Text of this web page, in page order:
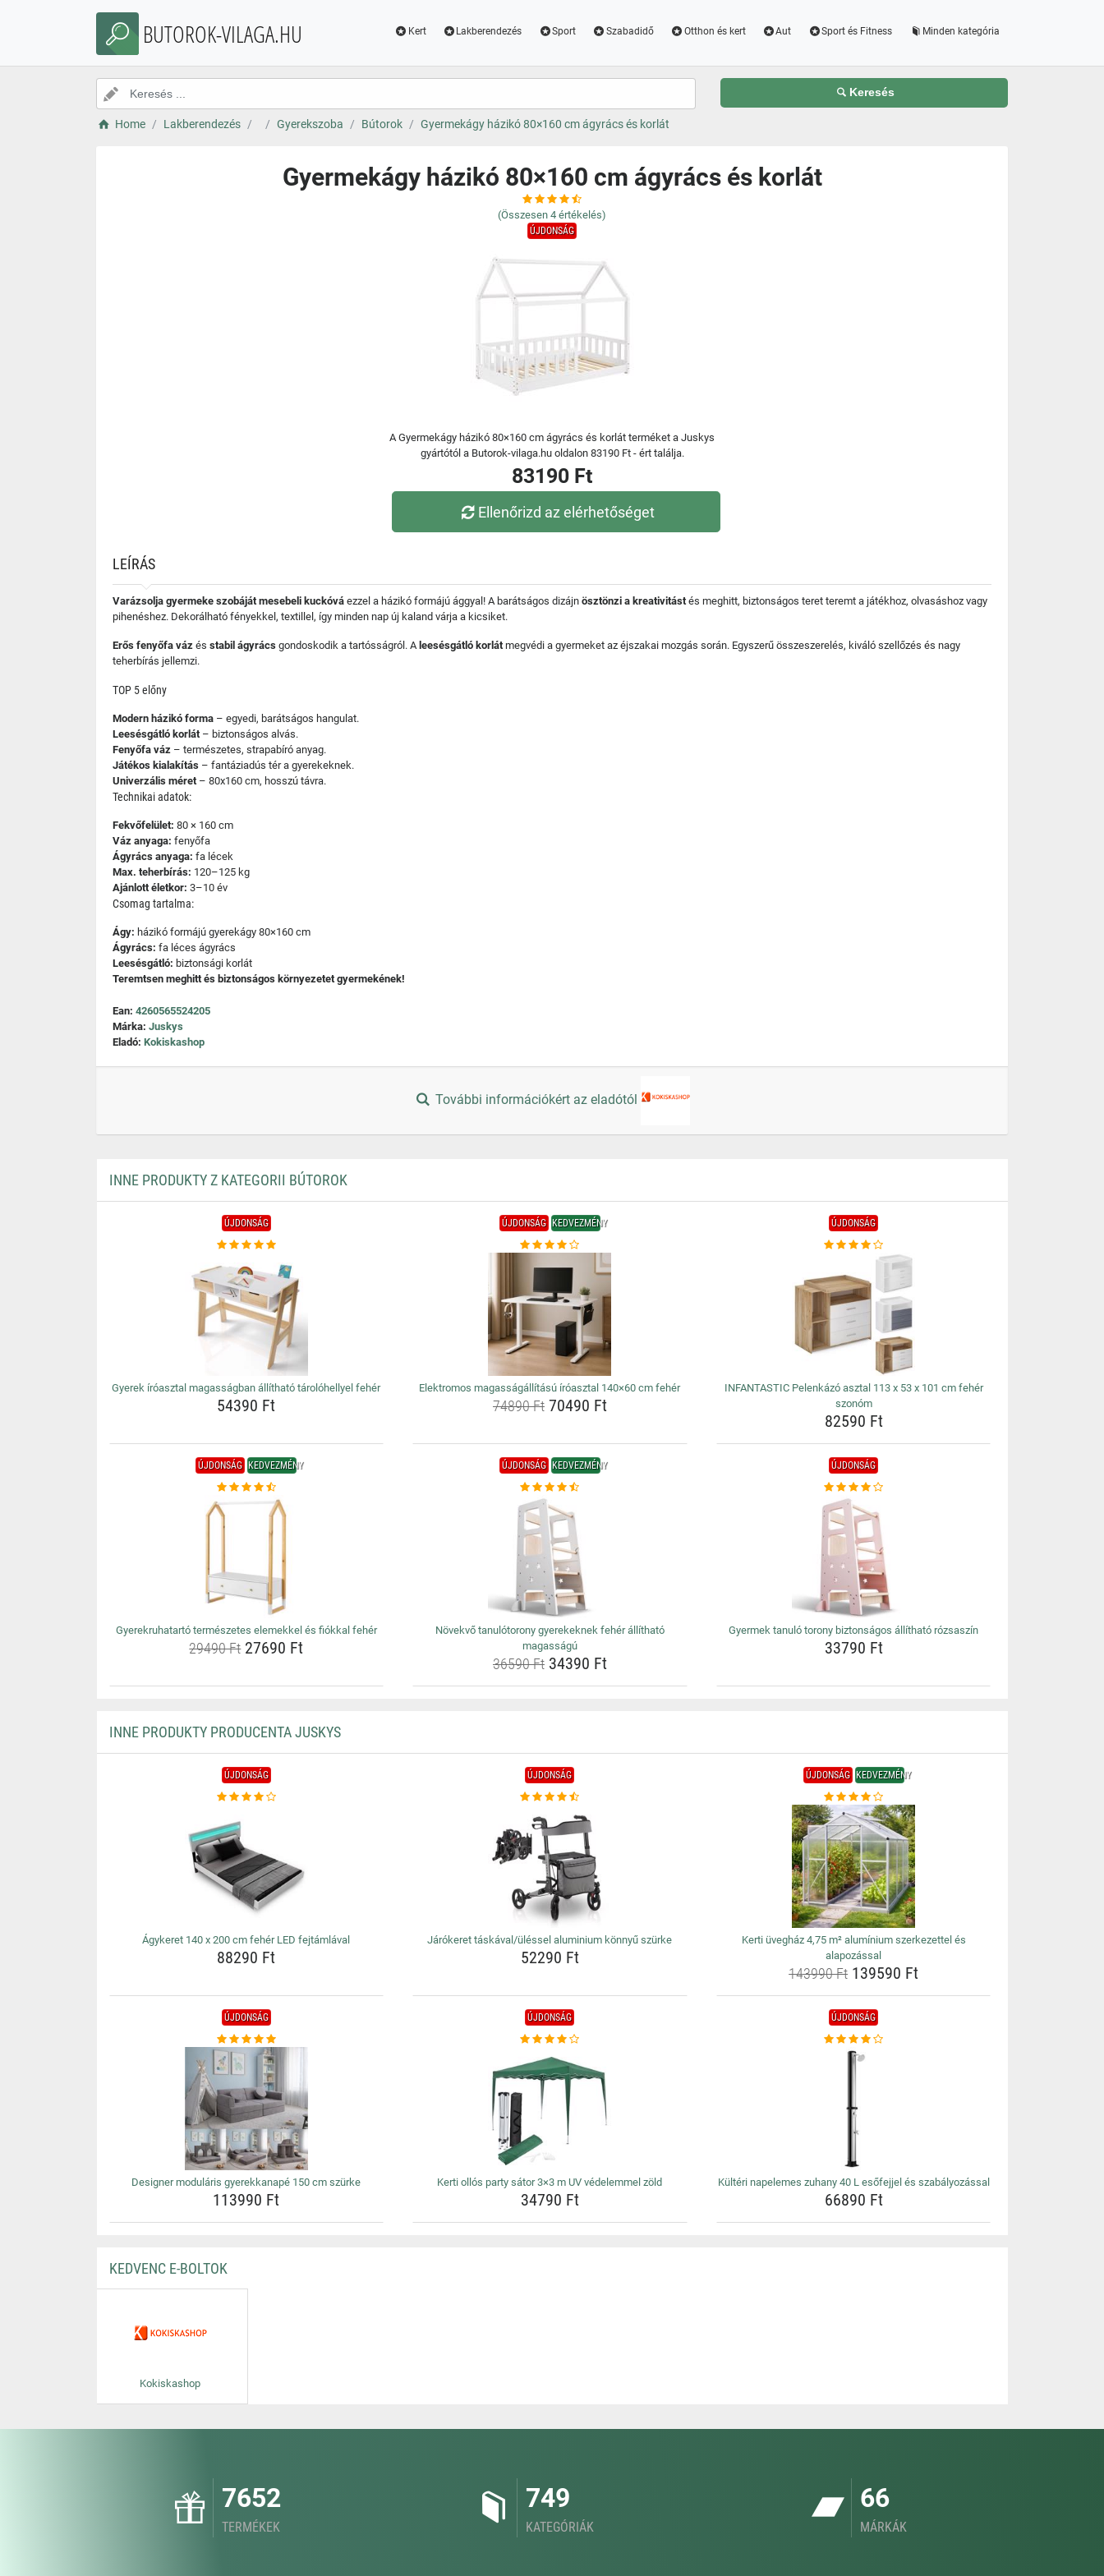
BUTOROK-VILAGA.HU Kert Lakberendezés Sport Szabadidő Otthon és kert Aut Sport és Fitness Minden kategória
Keresés
Home Lakberendezés Gyerekszoba Bútorok Gyermekágy házikó 80×160 cm ágyrács és korlát
Gyermekágy házikó 80×160 cm ágyrács és korlát
(Összesen 4 értékelés)
ÚJDONSÁG
A Gyermekágy házikó 80×160 cm ágyrács és korlát terméket a Juskys
gyártótól a Butorok-vilaga.hu oldalon 83190 Ft - ért találja.
83190 Ft
Ellenőrizd az elérhetőséget
LEÍRÁS
Varázsolja gyermeke szobáját mesebeli kuckóvá ezzel a házikó formájú ággyal! A barátságos dizájn ösztönzi a kreativitástés meghitt, biztonságos teret teremt a játékhoz, olvasáshoz vagy
pihenéshez. Dekorálható fényekkel, textillel, így minden nap új kaland várja a kicsiket.
Erős fenyőfa váz és stabil ágyrács gondoskodik a tartósságról. A leesésgátló korlátmegvédi a gyermeket az éjszakai mozgás során. Egyszerű összeszerelés, kiváló szellőzés és nagy
teherbírás jellemzi.
TOP 5 előny
Modern házikó forma – egyedi, barátságos hangulat.
Leesésgátló korlát– biztonságos alvás.
Fenyőfa váz – természetes, strapabíró anyag.
Játékos kialakítás – fantáziadús tér a gyerekeknek.
Univerzális méret– 80x160 cm, hosszú távra.
Technikai adatok:
Fekvőfelület: 80 × 160 cm
Váz anyaga: fenyőfa
Ágyrács anyaga: fa lécek
Max. teherbírás: 120–125 kg
Ajánlott életkor: 3–10 év
Csomag tartalma:
Ágy: házikó formájú gyerekágy 80×160 cm
Ágyrács: fa léces ágyrács
Leesésgátló: biztonsági korlát
Teremtsen meghitt és biztonságos környezetet gyermekének!
Ean: 4260565524205
Márka: Juskys
Eladó: Kokiskashop
További információkért az eladótól
INNE PRODUKTY Z KATEGORII BÚTOROK
ÚJDONSÁG
Gyerek íróasztal magasságban állítható tárolóhellyel fehér
54390 Ft
ÚJDONSÁG KEDVEZMÉNY
Elektromos magasságállítású íróasztal 140×60 cm fehér
74890 Ft70490 Ft
ÚJDONSÁG
INFANTASTIC Pelenkázó asztal 113 x 53 x 101 cm fehér
szonóm
82590 Ft
ÚJDONSÁG KEDVEZMÉNY
Gyerekruhatartó természetes elemekkel és fiókkal fehér
29490 Ft27690 Ft
ÚJDONSÁG KEDVEZMÉNY
Növekvő tanulótorony gyerekeknek fehér állítható
magasságú
36590 Ft34390 Ft
ÚJDONSÁG
Gyermek tanuló torony biztonságos állítható rózsaszín
33790 Ft
INNE PRODUKTY PRODUCENTA JUSKYS
ÚJDONSÁG
Ágykeret 140 x 200 cm fehér LED fejtámlával
88290 Ft
ÚJDONSÁG
Járókeret táskával/üléssel aluminium könnyű szürke
52290 Ft
ÚJDONSÁG KEDVEZMÉNY
Kerti üvegház 4,75 m² alumínium szerkezettel és
alapozással
143990 Ft 139590 Ft
ÚJDONSÁG
Designer moduláris gyerekkanapé 150 cm szürke
113990 Ft
ÚJDONSÁG
Kerti ollós party sátor 3×3 m UV védelemmel zöld
34790 Ft
ÚJDONSÁG
Kültéri napelemes zuhany 40 L esőfejjel és szabályozással
66890 Ft
KEDVENC E-BOLTOK
Kokiskashop
7652
TERMÉKEK
749
KATEGÓRIÁK
66
MÁRKÁK